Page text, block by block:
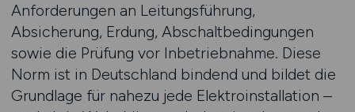
Anforderungen an Leitungsführung,
Absicherung, Erdung, Abschaltbedingungen
sowie die Prüfung vor Inbetriebnahme. Diese
Norm ist in Deutschland bindend und bildet die
Grundlage für nahezu jede Elektroinstallation –